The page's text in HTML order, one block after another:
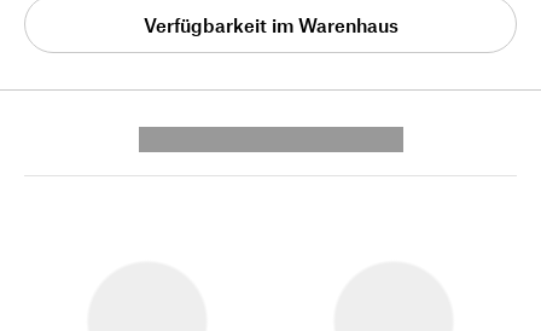
Verfügbarkeit im Warenhaus